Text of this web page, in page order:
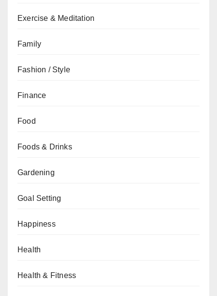
Exercise & Meditation
Family
Fashion / Style
Finance
Food
Foods & Drinks
Gardening
Goal Setting
Happiness
Health
Health & Fitness